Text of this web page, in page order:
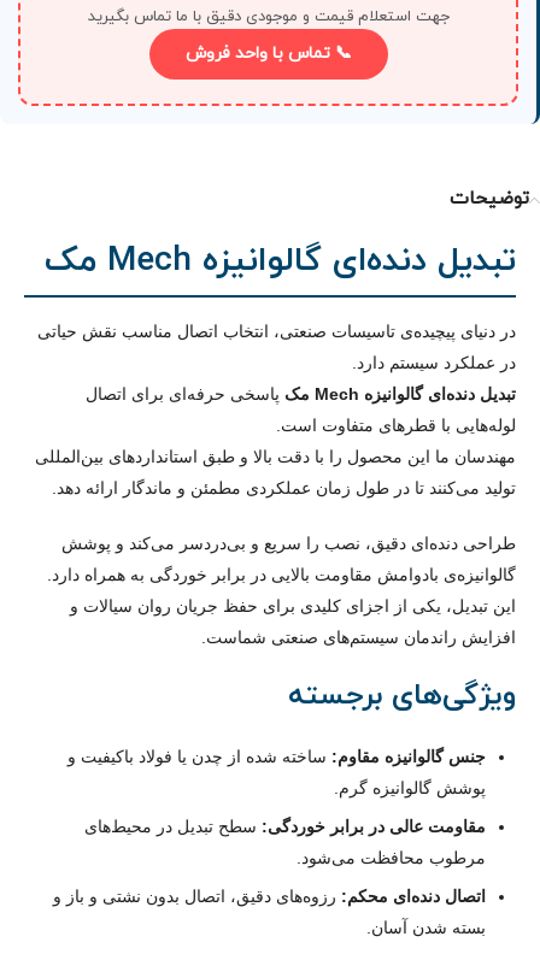
جهت استعلام قیمت و موجودی دقیق با ما تماس بگیرید
📞 تماس با واحد فروش
توضیحات
تبدیل دنده‌ای گالوانیزه Mech مک
در دنیای پیچیده‌ی تاسیسات صنعتی، انتخاب اتصال مناسب نقش حیاتی
در عملکرد سیستم دارد.
تبدیل دنده‌ای گالوانیزه Mech مک
پاسخی حرفه‌ای برای اتصال
لوله‌هایی با قطرهای متفاوت است.
مهندسان ما این محصول را با دقت بالا و طبق استانداردهای بین‌المللی
تولید می‌کنند تا در طول زمان عملکردی مطمئن و ماندگار ارائه دهد.
طراحی دنده‌ای دقیق، نصب را سریع و بی‌دردسر می‌کند و پوشش
گالوانیزه‌ی بادوامش مقاومت بالایی در برابر خوردگی به همراه دارد.
این تبدیل، یکی از اجزای کلیدی برای حفظ جریان روان سیالات و
افزایش راندمان سیستم‌های صنعتی شماست.
ویژگی‌های برجسته
جنس گالوانیزه مقاوم: ساخته شده از چدن یا فولاد باکیفیت و
پوشش گالوانیزه گرم.
مقاومت عالی در برابر خوردگی: سطح تبدیل در محیط‌های
مرطوب محافظت می‌شود.
اتصال دنده‌ای محکم: رزوه‌های دقیق، اتصال بدون نشتی و باز و
بسته شدن آسان.